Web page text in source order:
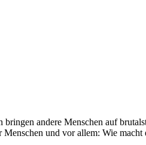
andere Menschen auf
und vor allem: Wie macht